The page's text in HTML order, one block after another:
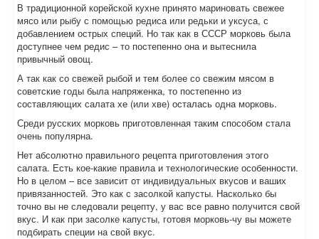
В традиционной корейской кухне принято мариновать свежее
мясо или рыбу с помощью редиса или редьки и уксуса, с
добавлением острых специй. Но так как в СССР морковь была
доступнее чем редис – то постепенно она и вытеснила
привычный овощ.
А так как со свежей рыбой и тем более со свежим мясом в
советские годы была напряженка, то постепенно из
составляющих салата хе (или хве) осталась одна морковь.
Среди русских морковь приготовленная таким способом стала
очень популярна.
Нет абсолютно правильного рецепта приготовления этого
салата. Есть кое-какие правила и технологические особенности.
Но в целом – все зависит от индивидуальных вкусов и ваших
привязанностей. Это как с засолкой капусты. Насколько бы
точно вы не следовали рецепту, у вас все равно получится свой
вкус. И как при засолке капусты, готовя морковь-чу вы можете
подбирать специи на свой вкус.